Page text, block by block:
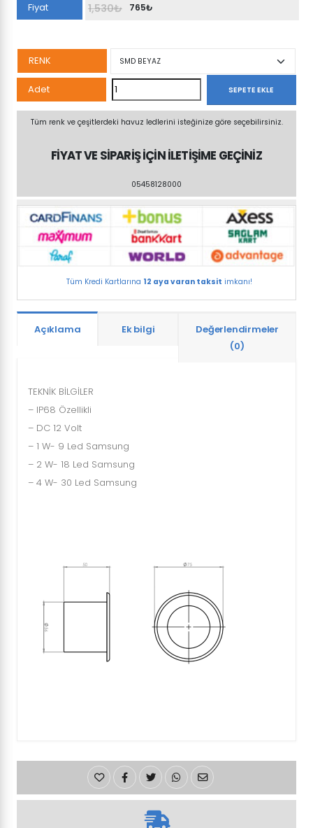
Fiyat 1,530₺
Orijinal
1,530₺.
765₺
Şu
fiyat:
765₺.
RENK
Adet
SKYPOOL
MİNİ
SPOT
63
adet
SEPETE EKLE
Tüm renk ve çeşitlerdeki havuz ledlerini isteğinize göre seçebilirsiniz.
FİYAT VE SİPARİŞ İÇİN İLETİŞİME GEÇİNİZ
05458128000
Tüm Kredi Kartlarına 12 aya varan taksit imkanı!
Açıklama Ek bilgi
Değerlendirmeler
(0)
TEKNİK BİLGİLER
– IP68 Özellikli
– DC 12 Volt
– 1 W- 9 Led Samsung
– 2 W- 18 Led Samsung
– 4 W- 30 Led Samsung